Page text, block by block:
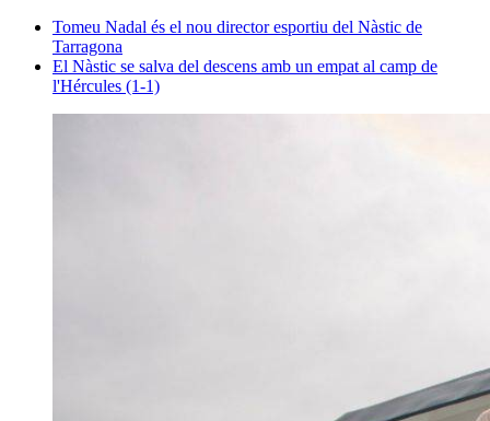
Tomeu Nadal és el nou director esportiu del Nàstic de
Tarragona
El Nàstic se salva del descens amb un empat al camp de
l'Hércules (1-1)